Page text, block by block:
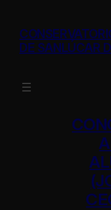
contenido
DE SANLÚCAR